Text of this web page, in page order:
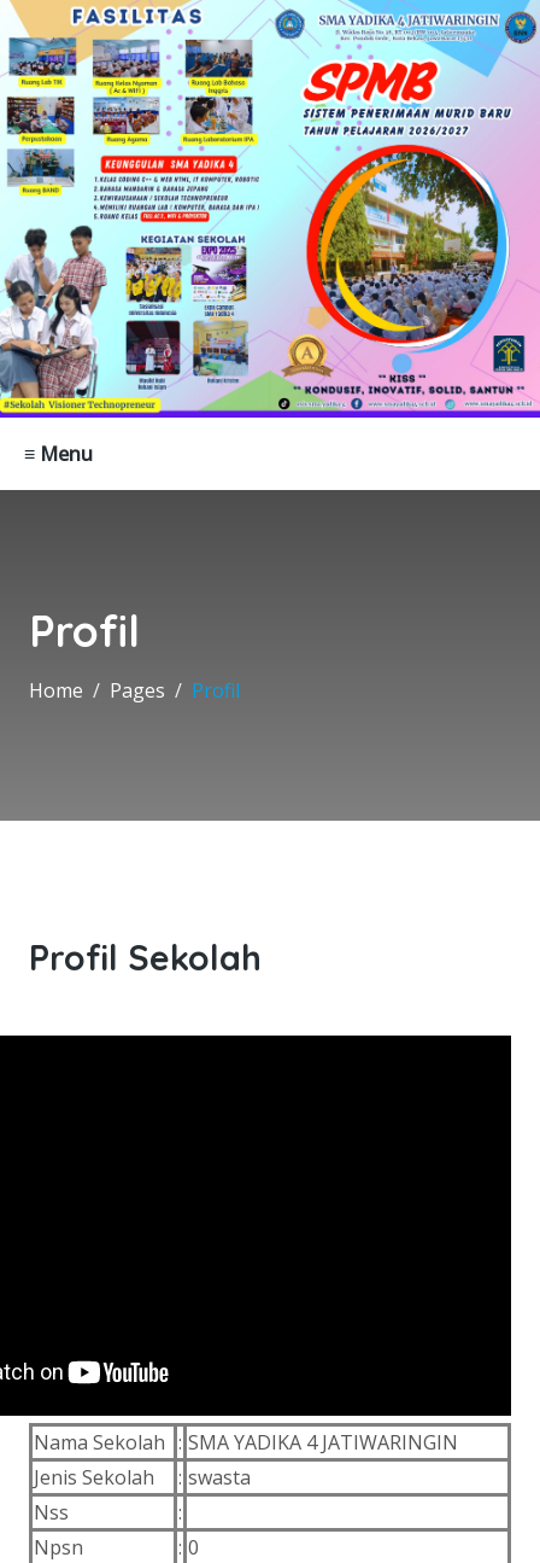
≡ Menu
Profil
Home Pages Profil
Profil Sekolah
Nama Sekolah : SMA YADIKA 4 JATIWARINGIN
Jenis Sekolah
: swasta
Nss
:
Npsn
: 0